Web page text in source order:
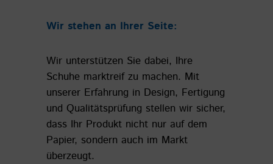
Wir stehen an Ihrer Seite:
Wir unterstützen Sie dabei, Ihre
Schuhe marktreif zu machen. Mit
unserer Erfahrung in Design, Fertigung
und Qualitätsprüfung stellen wir sicher,
dass Ihr Produkt nicht nur auf dem
Papier, sondern auch im Markt
überzeugt.